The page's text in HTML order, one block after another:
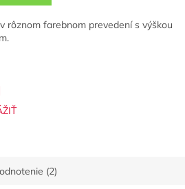
rôznom farebnom prevedení s výškou
(2)